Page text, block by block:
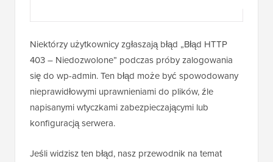
Niektórzy użytkownicy zgłaszają błąd „Błąd HTTP
403 – Niedozwolone” podczas próby zalogowania
się do wp-admin. Ten błąd może być spowodowany
nieprawidłowymi uprawnieniami do plików, źle
napisanymi wtyczkami zabezpieczającymi lub
konfiguracją serwera.
Jeśli widzisz ten błąd, nasz przewodnik na temat